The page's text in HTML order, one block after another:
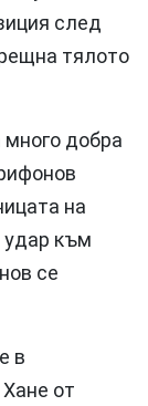
след
тялото
добра
на
удар към
се
в
от